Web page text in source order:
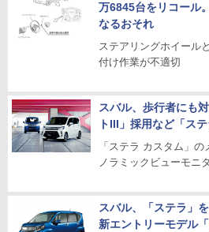
万6845台をリコール
なるおそれ
ステアリングホイール
付け作業が不適切
スバル、歩行者にも
トIII」採用など「ス
「ステラ カスタム」
ノラミックビューモニ
スバル、「ステラ」
新エントリーモデル